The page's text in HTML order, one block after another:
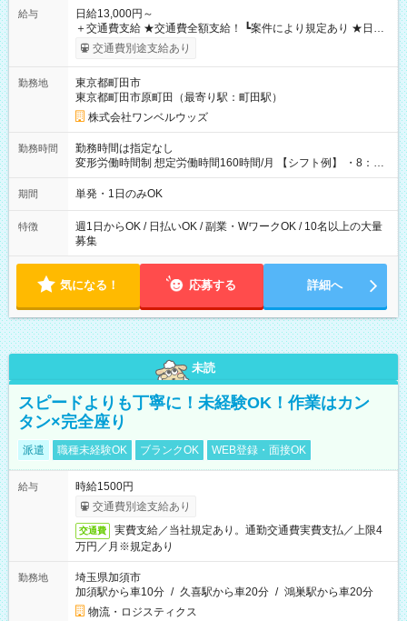
給与
日給13,000円～
＋交通費支給 ★交通費全額支給！ ┗案件により規定あり ★日払
いOK！（規定あり） ┗働いたその日に現金GET♪ お仕事後はコ
ンビニATMから 日払い分を引き落とせます！ 【試用期間】試
交通費別途支給あり
勤務地
東京都町田市
東京都町田市原町田（最寄り駅：町田駅）
株式会社ワンベルウッズ
勤務時間
勤務時間は指定なし
変形労働時間制 想定労働時間160時間/月 【シフト例】 ・8：00
～21：00
期間 単発・1日のみOK
特徴
週1日からOK / 日払いOK / 副業・WワークOK / 10名以上の大量
募集
気になる！ 応募する 詳細へ
未読
スピードよりも丁寧に！未経験OK！作業はカン
タン×完全座り
派遣 職種未経験OK ブランクOK WEB登録・面接OK
給与
時給1500円
交通費別途支給あり
交通費
実費支給／当社規定あり。通勤交通費実費支払／上限4
万円／月※規定あり
勤務地
埼玉県加須市
加須駅から車10分 / 久喜駅から車20分 / 鴻巣駅から車20分
物流・ロジスティクス